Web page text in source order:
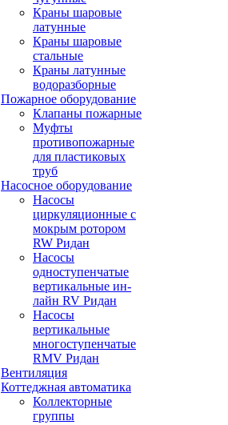
Краны шаровые
латунные
Краны шаровые
стальные
Краны латунные
водоразборные
Пожарное оборудование
Клапаны пожарные
Муфты
противопожарные
для пластиковых
труб
Насосное оборудование
Насосы
циркуляционные с
мокрым ротором
RW Ридан
Насосы
одноступенчатые
вертикальные ин-
лайн RV Ридан
Насосы
вертикальные
многоступенчатые
RMV Ридан
Вентиляция
Коттеджная автоматика
Коллекторные
группы